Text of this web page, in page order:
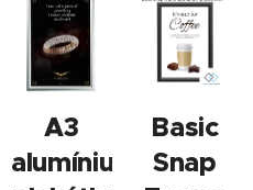
A3
alumínium
Basic
Snap